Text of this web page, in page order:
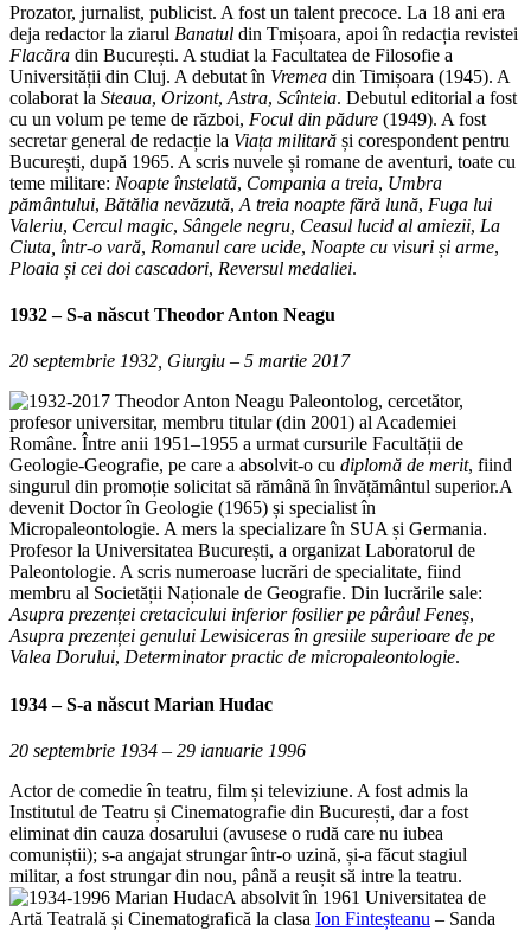
Prozator, jurnalist, publicist. A fost un talent precoce. La 18 ani era
deja redactor la ziarul Banatul din Tmișoara, apoi în redacția revistei
Flacăra din București. A studiat la Facultatea de Filosofie a
Universității din Cluj. A debutat în Vremea din Timișoara (1945). A
colaborat la Steaua, Orizont, Astra, Scînteia. Debutul editorial a fost
cu un volum pe teme de război, Focul din pădure (1949). A fost
secretar general de redacție la Viața militară și corespondent pentru
București, după 1965. A scris nuvele și romane de aventuri, toate cu
teme militare: Noapte înstelată, Compania a treia, Umbra
pământului, Bătălia nevăzută, A treia noapte fără lună, Fuga lui
Valeriu, Cercul magic, Sângele negru, Ceasul lucid al amiezii, La
Ciuta, într-o vară, Romanul care ucide, Noapte cu visuri și arme,
Ploaia și cei doi cascadori, Reversul medaliei.
1932 – S-a născut Theodor Anton Neagu
20 septembrie 1932, Giurgiu – 5 martie 2017
Paleontolog, cercetător,
profesor universitar, membru titular (din 2001) al Academiei
Române. Între anii 1951–1955 a urmat cursurile Facultății de
Geologie-Geografie, pe care a absolvit-o cu diplomă de merit, fiind
singurul din promoție solicitat să rămână în învățământul superior.A
devenit Doctor în Geologie (1965) și specialist în
Micropaleontologie. A mers la specializare în SUA și Germania.
Profesor la Universitatea București, a organizat Laboratorul de
Paleontologie. A scris numeroase lucrări de specialitate, fiind
membru al Societății Naționale de Geografie. Din lucrările sale:
Asupra prezenței cretacicului inferior fosilier pe pârâul Feneș,
Asupra prezenței genului Lewisiceras în gresiile superioare de pe
Valea Dorului, Determinator practic de micropaleontologie.
1934 – S-a născut Marian Hudac
20 septembrie 1934 – 29 ianuarie 1996
Actor de comedie în teatru, film și televiziune. A fost admis la
Institutul de Teatru și Cinematografie din București, dar a fost
eliminat din cauza dosarului (avusese o rudă care nu iubea
comuniștii); s-a angajat strungar într-o uzină, și-a făcut stagiul
militar, a fost strungar din nou, până a reușit să intre la teatru.
A absolvit în 1961 Universitatea de
Artă Teatrală și Cinematografică la clasa Ion Finteșteanu – Sanda